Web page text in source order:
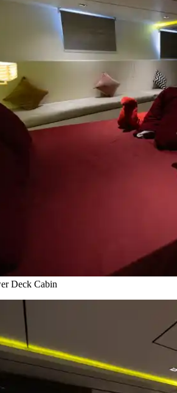
Deck Cabin